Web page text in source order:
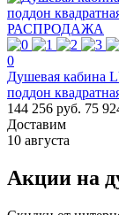
РАСПРОДАЖА
0
Душевая кабина
поддон
144 256 руб. 75
Доставим
10 августа
Акции на